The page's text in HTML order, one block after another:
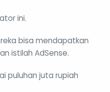
ini.
bisa mendapatkan
istilah AdSense.
puluhan juta rupiah